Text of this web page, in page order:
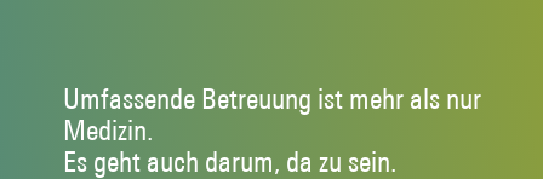
Umfassende Betreuung ist mehr als nur
Medizin.
Es geht auch darum, da zu sein.